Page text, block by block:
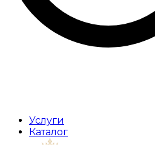
Услуги
Каталог